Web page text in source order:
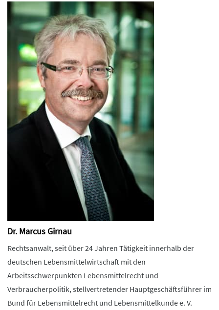
Dr. Marcus Girnau
Rechtsanwalt, seit über 24 Jahren Tätigkeit innerhalb der
deutschen Lebensmittelwirtschaft mit den
Arbeitsschwerpunkten Lebensmittelrecht und
Verbraucherpolitik, stellvertretender Hauptgeschäftsführer im
Bund für Lebensmittelrecht und Lebensmittelkunde e. V.